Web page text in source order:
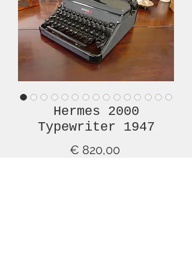
Hermes 2000
Typewriter 1947
€ 820,00Prijs